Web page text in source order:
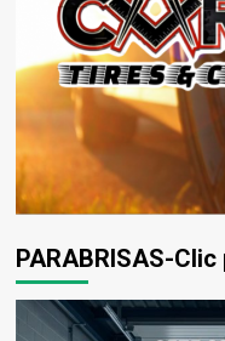
PARABRISAS-